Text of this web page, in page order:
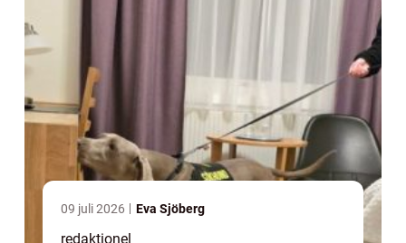
09 juli 2026 Eva Sjöberg
redaktionel